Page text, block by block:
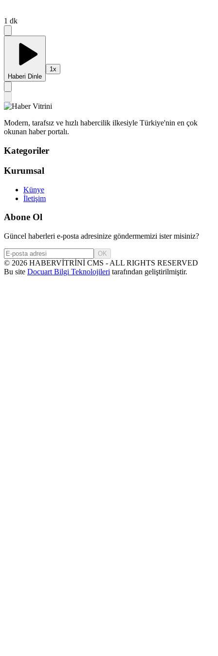
1 dk
Haberi Dinle
1x
Modern, tarafsız ve hızlı habercilik ilkesiyle Türkiye'nin en çok
okunan haber portalı.
Kategoriler
Kurumsal
Künye
İletişim
Abone Ol
Güncel haberleri e-posta adresinize göndermemizi ister misiniz?
OK
© 2026 HABERVİTRİNİ CMS - ALL RIGHTS RESERVED
Bu site Docuart Bilgi Teknolojileri tarafından geliştirilmiştir.